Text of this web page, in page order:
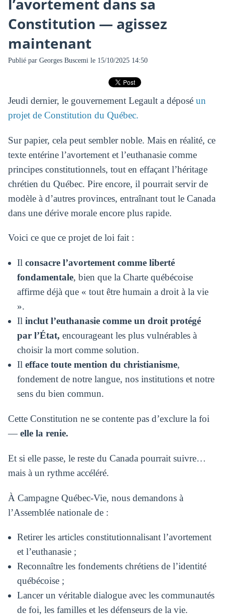
l’avortement dans sa
Constitution — agissez
maintenant
Publié par Georges Buscemile 15/10/2025 14:50
Jeudi dernier, le gouvernement Legault a déposé un
projet de Constitution du Québec.
Sur papier, cela peut sembler noble. Mais en réalité, ce
texte entérine l’avortement et l’euthanasie comme
principes constitutionnels, tout en effaçant l’héritage
chrétien du Québec. Pire encore, il pourrait servir de
modèle à d’autres provinces, entraînant tout le Canada
dans une dérive morale encore plus rapide.
Voici ce que ce projet de loi fait :
Il consacre l’avortement comme liberté
fondamentale, bien que la Charte québécoise
affirme déjà que « tout être humain a droit à la vie
».
Il inclut l’euthanasie comme un droit protégé
par l’État, encourageant les plus vulnérables à
choisir la mort comme solution.
Il efface toute mention du christianisme,
fondement de notre langue, nos institutions et notre
sens du bien commun.
Cette Constitution ne se contente pas d’exclure la foi
—elle la renie.
Et si elle passe, le reste du Canada pourrait suivre…
mais à un rythme accéléré.
À Campagne Québec-Vie, nous demandons à
l’Assemblée nationale de :
Retirer les articles constitutionnalisant l’avortement
et l’euthanasie ;
Reconnaître les fondements chrétiens de l’identité
québécoise ;
Lancer un véritable dialogue avec les communautés
de foi, les familles et les défenseurs de la vie.